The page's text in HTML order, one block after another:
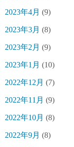
2023年4月 (9)
2023年3月 (8)
2023年2月 (9)
2023年1月 (10)
2022年12月 (7)
2022年11月 (9)
2022年10月 (8)
2022年9月 (8)